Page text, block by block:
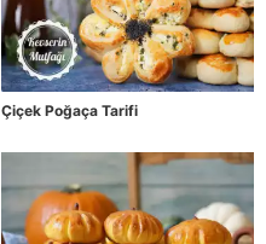
Çiçek Poğaça Tarifi